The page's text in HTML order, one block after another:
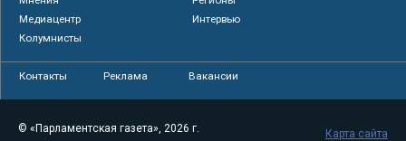
Медиацентр
Интервью
Колумнисты
Контакты Реклама Вакансии
© «Парламентская газета», 2026 г.
Карта сайта